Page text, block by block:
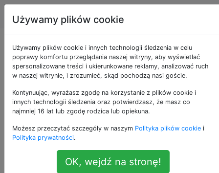
Apple Tagi
Zaktualizuj instalację
aplikacji przez inny
appleID
2
Używam instalacji mac wcześniej przez
niektóre aplikacje, takie jak Xcode, z tym
appleID.
Używamy plików cookie
Używamy plików cookie i innych technologii śledzenia w celu
poprawy komfortu przeglądania naszej witryny, aby wyświetlać
spersonalizowane treści i ukierunkowane reklamy, analizować ruch
w naszej witrynie, i zrozumieć, skąd pochodzą nasi goście.
Kontynuując, wyrażasz zgodę na korzystanie z plików cookie i
innych technologii śledzenia oraz potwierdzasz, że masz co
najmniej 16 lat lub zgodę rodzica lub opiekuna.
Możesz przeczytać szczegóły w naszym Polityka plików cookie i
Polityka prywatności.
OK, wejdź na stronę!